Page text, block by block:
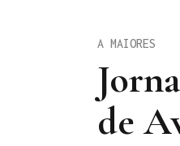
de
A MAIORES